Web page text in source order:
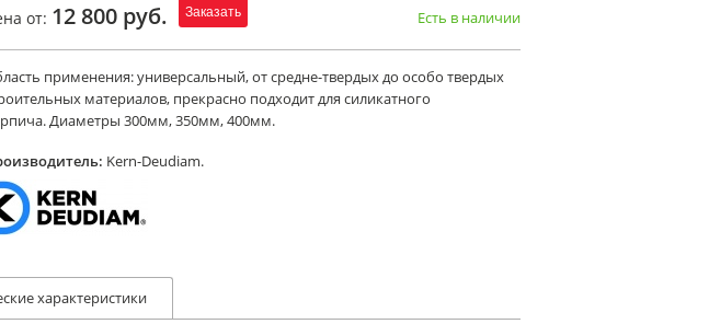
от: 12 800 руб. Заказать Есть в наличии
применения: универсальный, от средне-твердых до особо твердых
материалов, прекрасно подходит для силикатного
Диаметры 300мм, 350мм, 400мм.
Kern-Deudiam.
характеристики